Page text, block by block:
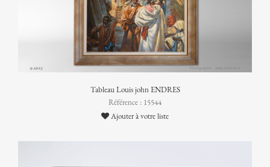
Tableau Louis john ENDRES
Référence : 15544
Ajouter à votre liste